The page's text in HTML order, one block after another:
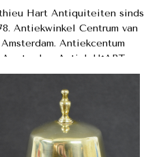
Hart Antiquiteiten sinds
Antiekwinkel Centrum van
Amsterdam. Antiekcentum
Amsterdam Antiek H*ART